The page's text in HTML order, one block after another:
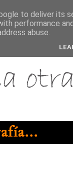
to deliver its
performance
abuse.